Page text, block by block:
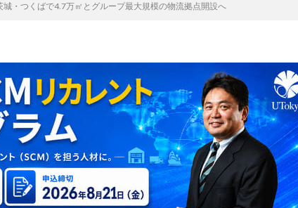
城・つくばで4.7万㎡とグループ最大規模の物流拠点開設へ